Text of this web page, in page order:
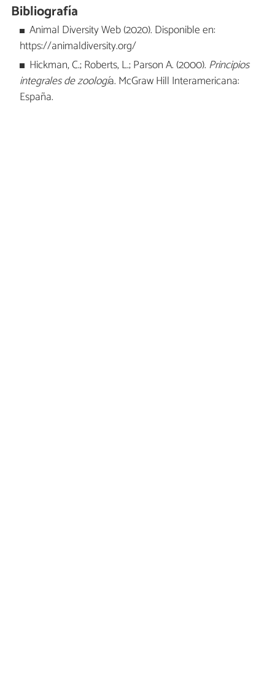
Bibliografía
Animal Diversity Web (2020). Disponible en:
https://animaldiversity.org/
Hickman, C.; Roberts, L.; Parson A. (2000). Principios
integrales de zoología. McGraw Hill Interamericana:
España.